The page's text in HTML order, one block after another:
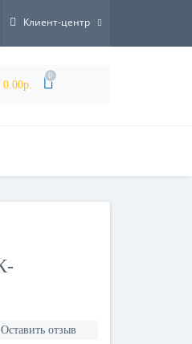
Клиент-центр
0.00р.
0
Оставить отзыв